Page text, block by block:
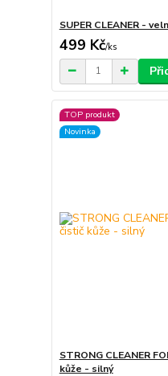
SUPER CLEANER -
499 Kč/ks
TOP produkt
Novinka
STRONG CLEANER
kůže - silný